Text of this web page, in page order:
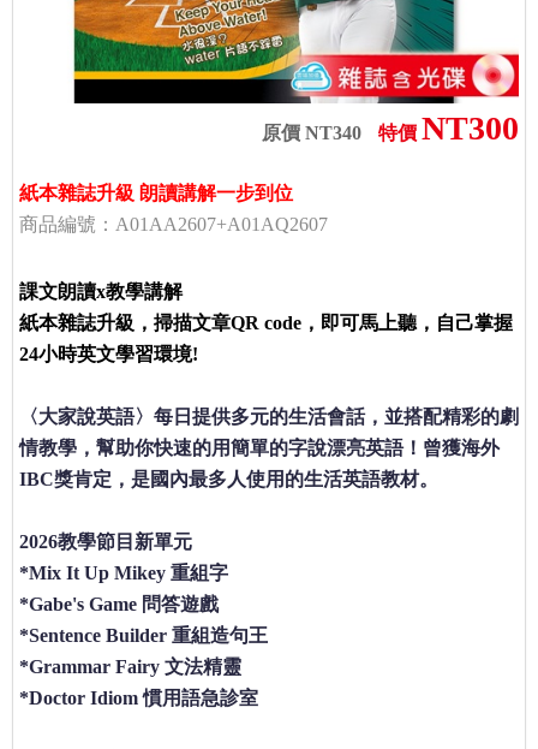
原價 NT340 特價 NT300
紙本雜誌升級 朗讀講解一步到位
商品編號：A01AA2607+A01AQ2607
課文朗讀x教學講解
紙本雜誌升級，掃描文章QR code，即可馬上聽，自己掌握
24小時英文學習環境!
〈大家說英語〉每日提供多元的生活會話，並搭配精彩的劇
情教學，幫助你快速的用簡單的字說漂亮英語！曾獲海外
IBC獎肯定，是國內最多人使用的生活英語教材。
2026教學節目新單元
*Mix It Up Mikey 重組字
*Gabe's Game 問答遊戲
*Sentence Builder 重組造句王
*Grammar Fairy 文法精靈
*Doctor Idiom 慣用語急診室